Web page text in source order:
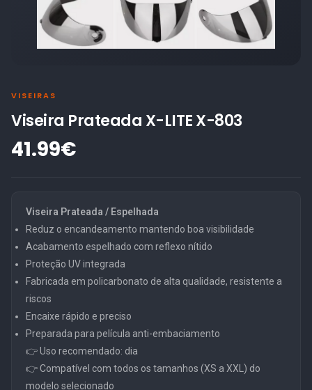
VISEIRAS
Viseira Prateada X-LITE X-803
41.99€
Viseira Prateada / Espelhada
Reduz o encandeamento mantendo boa visibilidade
Acabamento espelhado com reflexo nítido
Proteção UV integrada
Fabricada em policarbonato de alta qualidade, resistente a
riscos
Encaixe rápido e preciso
Preparada para película anti-embaciamento
👉 Uso recomendado: dia
👉 Compatível com todos os tamanhos (XS a XXL) do
modelo selecionado